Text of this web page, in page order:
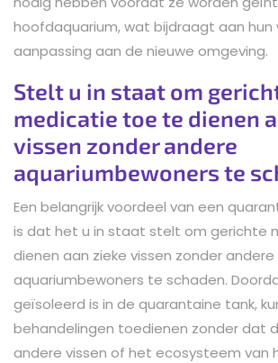
hoofdaquarium, wat bijdraagt aan hun
aanpassing aan de nieuwe omgeving.
Stelt u in staat om
medicatie toe te dienen
vissen zonder andere
aquariumbewoners te
Een belangrijk voordeel van een
is dat het u in staat stelt om gerichte
dienen aan zieke vissen zonder andere
aquariumbewoners te schaden.
geïsoleerd is in de quarantaine tank,
behandelingen toedienen zonder dat
andere vissen of het ecosysteem van